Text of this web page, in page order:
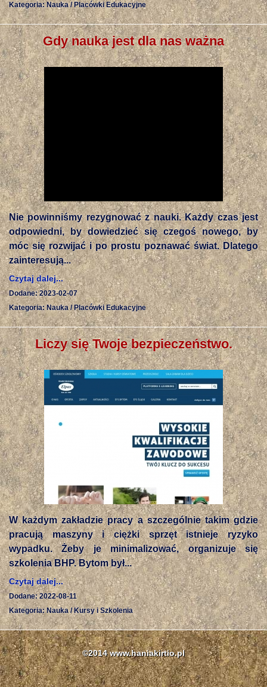
Kategoria: Nauka / Placówki Edukacyjne
Gdy nauka jest dla nas ważna
Nie powinniśmy rezygnować z nauki. Każdy czas jest
odpowiedni, by dowiedzieć się czegoś nowego, by
móc się rozwijać i po prostu poznawać świat. Dlatego
zainteresują...
Czytaj dalej...
Dodane: 2023-02-07
Kategoria: Nauka / Placówki Edukacyjne
Liczy się Twoje bezpieczeństwo.
W każdym zakładzie pracy a szczególnie takim gdzie
pracują maszyny i ciężki sprzęt istnieje ryzyko
wypadku. Żeby je minimalizować, organizuje się
szkolenia BHP. Bytom był...
Czytaj dalej...
Dodane: 2022-08-11
Kategoria: Nauka / Kursy i Szkolenia
©2014 www.haniakirtio.pl